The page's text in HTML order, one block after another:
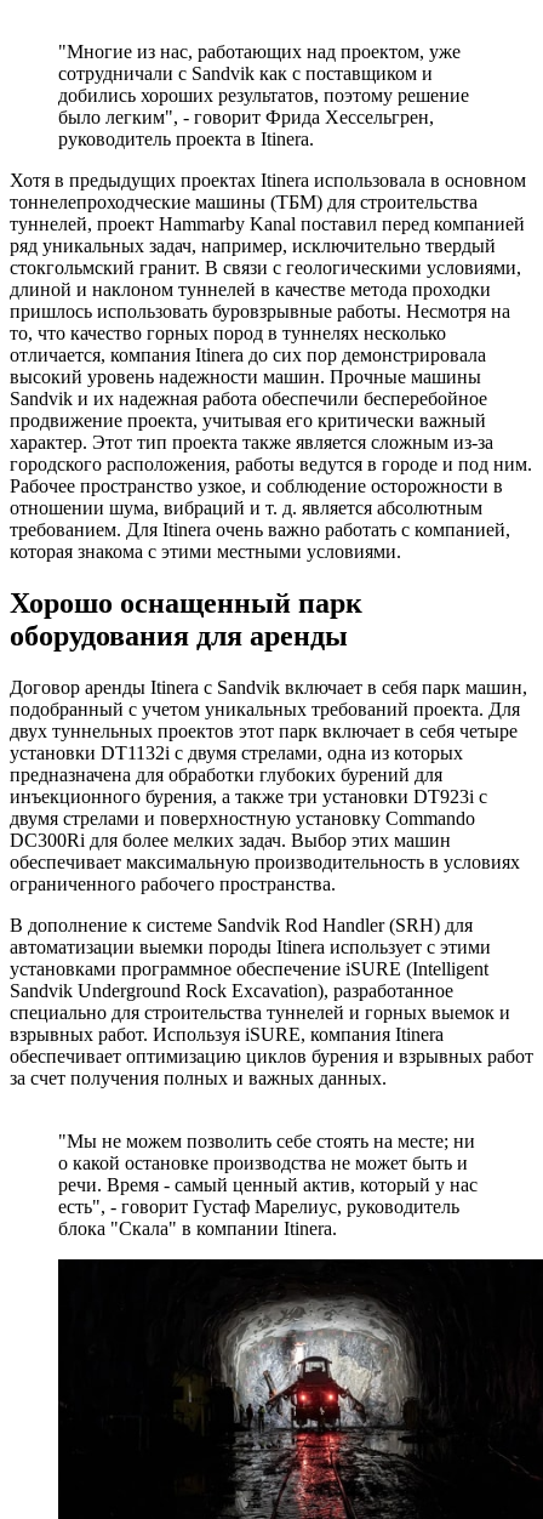
"Многие из нас, работающих над проектом, уже
сотрудничали с Sandvik как с поставщиком и
добились хороших результатов, поэтому решение
было легким", - говорит Фрида Хессельгрен,
руководитель проекта в Itinera.
Хотя в предыдущих проектах Itinera использовала в основном
тоннелепроходческие машины (ТБМ) для строительства
туннелей, проект Hammarby Kanal поставил перед компанией
ряд уникальных задач, например, исключительно твердый
стокгольмский гранит. В связи с геологическими условиями,
длиной и наклоном туннелей в качестве метода проходки
пришлось использовать буровзрывные работы. Несмотря на
то, что качество горных пород в туннелях несколько
отличается, компания Itinera до сих пор демонстрировала
высокий уровень надежности машин. Прочные машины
Sandvik и их надежная работа обеспечили бесперебойное
продвижение проекта, учитывая его критически важный
характер. Этот тип проекта также является сложным из-за
городского расположения, работы ведутся в городе и под ним.
Рабочее пространство узкое, и соблюдение осторожности в
отношении шума, вибраций и т. д. является абсолютным
требованием. Для Itinera очень важно работать с компанией,
которая знакома с этими местными условиями.
Хорошо оснащенный парк
оборудования для аренды
Договор аренды Itinera с Sandvik включает в себя парк машин,
подобранный с учетом уникальных требований проекта. Для
двух туннельных проектов этот парк включает в себя четыре
установки DT1132i с двумя стрелами, одна из которых
предназначена для обработки глубоких бурений для
инъекционного бурения, а также три установки DT923i с
двумя стрелами и поверхностную установку Commando
DC300Ri для более мелких задач. Выбор этих машин
обеспечивает максимальную производительность в условиях
ограниченного рабочего пространства.
В дополнение к системе Sandvik Rod Handler (SRH) для
автоматизации выемки породы Itinera использует с этими
установками программное обеспечение iSURE (Intelligent
Sandvik Underground Rock Excavation), разработанное
специально для строительства туннелей и горных выемок и
взрывных работ. Используя iSURE, компания Itinera
обеспечивает оптимизацию циклов бурения и взрывных работ
за счет получения полных и важных данных.
"Мы не можем позволить себе стоять на месте; ни
о какой остановке производства не может быть и
речи. Время - самый ценный актив, который у нас
есть", - говорит Густаф Марелиус, руководитель
блока "Скала" в компании Itinera.